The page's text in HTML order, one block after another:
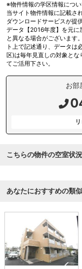
※物件情報の学区情報につ
当サイト物件情報に記載さ
ダウンロードサービスが提
データ【2016年度】を元
と異なる場合がございます
ト上で記述通り、データは
区)は毎年見直しの対象と
てご活用下さい。
お部
こちらの物件の空室状況
あなたにおすすめの類